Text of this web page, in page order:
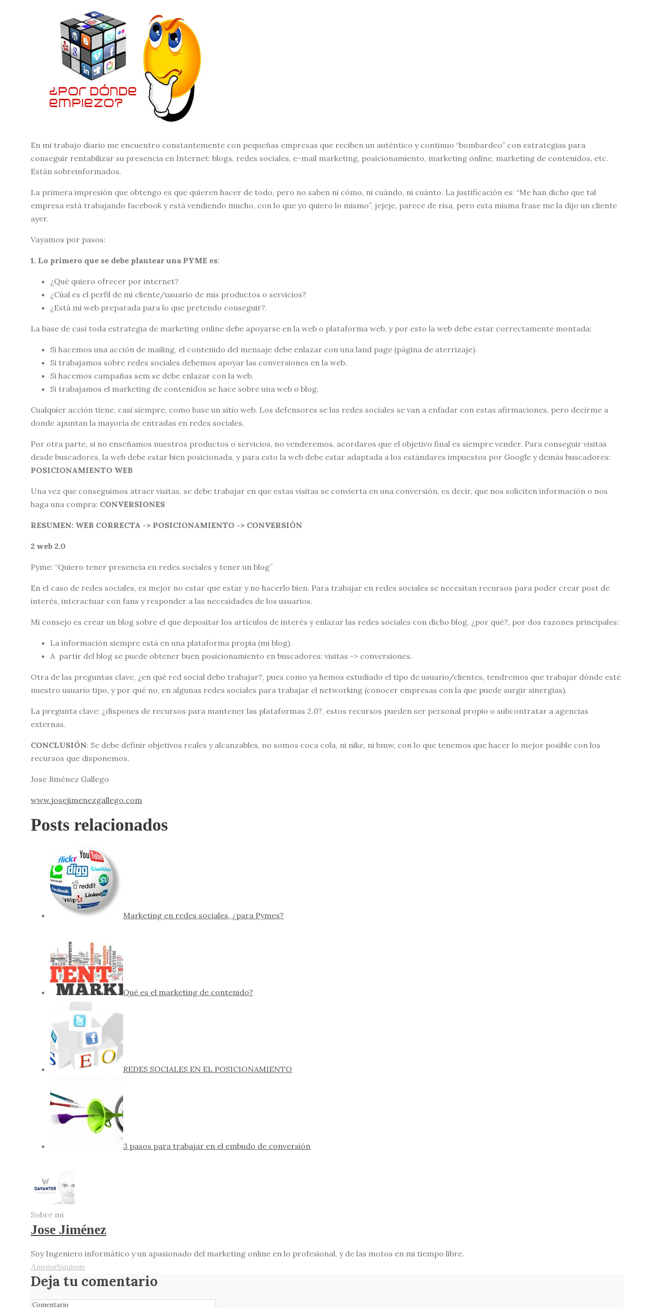
En mi trabajo diario me encuentro constantemente con pequeñas empresas que reciben un auténtico y continuo “bombardeo” con estrategias para
conseguir rentabilizar su presencia en Internet: blogs, redes sociales, e-mail marketing, posicionamiento, marketing online, marketing de contenidos, etc.
Están sobreinformados.
La primera impresión que obtengo es que quieren hacer de todo, pero no saben ni cómo, ni cuándo, ni cuánto. La justificación es: “Me han dicho que tal
empresa está trabajando facebook y está vendiendo mucho, con lo que yo quiero lo mismo”, jejeje, parece de risa, pero esta misma frase me la dijo un cliente
ayer.
Vayamos por pasos:
1. Lo primero que se debe plantear una PYME es:
¿Qué quiero ofrecer por internet?
¿Cúal es el perfil de mi cliente/usuario de mis productos o servicios?
¿Está mi web preparada para lo que pretendo conseguir?.
La base de casi toda estrategia de marketing online debe apoyarse en la web o plataforma web, y por esto la web debe estar correctamente montada:
Si hacemos una acción de mailing, el contenido del mensaje debe enlazar con una land page (página de aterrizaje).
Si trabajamos sobre redes sociales debemos apoyar las conversiones en la web.
Si hacemos campañas sem se debe enlazar con la web.
Si trabajamos el marketing de contenidos se hace sobre una web o blog.
Cualquier acción tiene, casi siempre, como base un sitio web. Los defensores se las redes sociales se van a enfadar con estas afirmaciones, pero decirme a
donde apuntan la mayoría de entradas en redes sociales.
Por otra parte, si no enseñamos nuestros productos o servicios, no venderemos, acordaros que el objetivo final es siempre vender. Para conseguir visitas
desde buscadores, la web debe estar bien posicionada, y para esto la web debe estar adaptada a los estándares impuestos por Google y demás buscadores:
POSICIONAMIENTO WEB
Una vez que conseguimos atraer visitas, se debe trabajar en que estas visitas se convierta en una conversión, es decir, que nos soliciten información o nos
haga una compra: CONVERSIONES
RESUMEN: WEB CORRECTA -> POSICIONAMIENTO -> CONVERSIÓN
2 web 2.0
Pyme: “Quiero tener presencia en redes sociales y tener un blog”
En el caso de redes sociales, es mejor no estar que estar y no hacerlo bien. Para trabajar en redes sociales se necesitan recursos para poder crear post de
interés, interactuar con fans y responder a las necesidades de los usuarios.
Mi consejo es crear un blog sobre el que depositar los artículos de interés y enlazar las redes sociales con dicho blog, ¿por qué?, por dos razones principales:
La información siempre está en una plataforma propia (mi blog).
A partir del blog se puede obtener buen posicionamiento en buscadores: visitas -> conversiones.
Otra de las preguntas clave, ¿en qué red social debo trabajar?, pues como ya hemos estudiado el tipo de usuario/clientes, tendremos que trabajar dónde esté
nuestro usuario tipo, y por qué no, en algunas redes sociales para trabajar el networking (conocer empresas con la que puede surgir sinergias).
La pregunta clave: ¿dispones de recursos para mantener las plataformas 2.0?, estos recursos pueden ser personal propio o subcontratar a agencias
externas.
CONCLUSIÓN: Se debe definir objetivos reales y alcanzables, no somos coca cola, ni nike, ni bmw, con lo que tenemos que hacer lo mejor posible con los
recursos que disponemos.
Jose Jiménez Gallego
www.josejimenezgallego.com
Posts relacionados
Marketing en redes sociales, ¿para Pymes?
Qué es el marketing de contenido?
REDES SOCIALES EN EL POSICIONAMIENTO
3 pasos para trabajar en el embudo de conversión
Sobre mi
Jose Jiménez
Soy Ingeniero informático y un apasionado del marketing online en lo profesional, y de las motos en mi tiempo libre.
AnteriorSiguiente
Deja tu comentario